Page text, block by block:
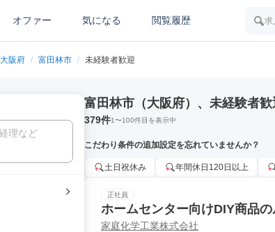
オファー 気になる 閲覧履歴 求
大阪府 / 富田林市 / 未経験者歓迎
富田林市（大阪府）、未経験者
379件1〜100件目を表示中
こだわり条件の追加設定を忘れていませんか？
土日祝休み 年間休日120日以上
正社員
ホームセンター向けDIY商品
家庭化学工業株式会社